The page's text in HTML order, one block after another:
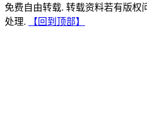
免费自由转载. 转载资料若有版权
处理.
【回到顶部】